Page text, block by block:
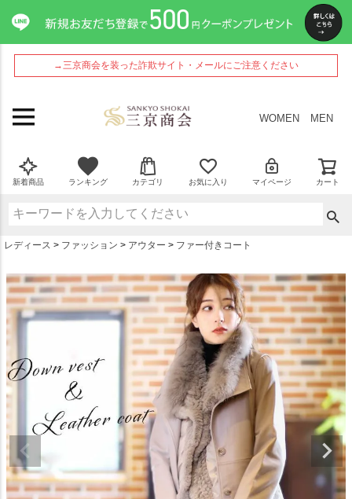
→三京商会を装った詐欺サイト・メールにご注意ください
WOMEN MEN
新着商品 ランキング カテゴリ お気に入り マイページ カート
レディース ファッション アウター ファー付きコート
ペー
ジト
ップ
へ